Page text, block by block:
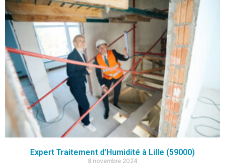
Expert Traitement d’Humidité à Lille (59000)
8 novembre 2024